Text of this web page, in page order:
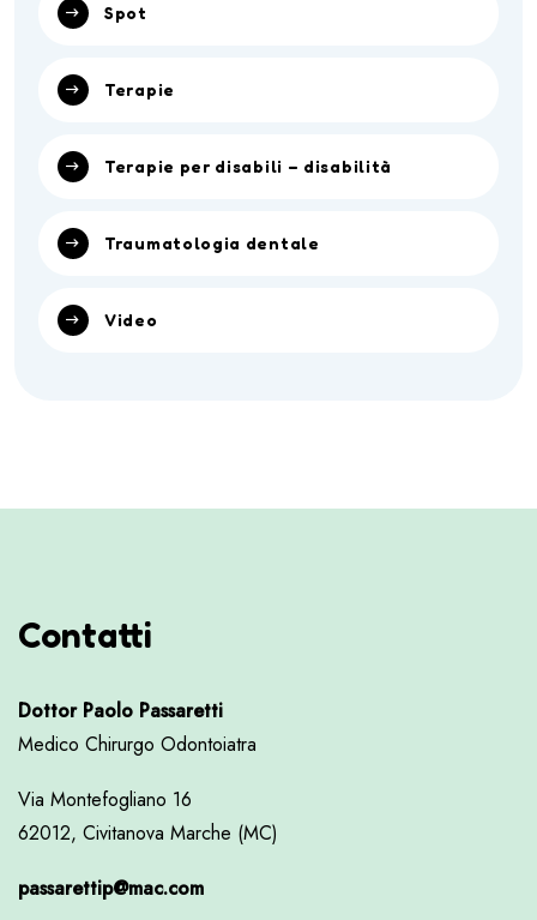
Spot
Terapie
Terapie per disabili – disabilità
Traumatologia dentale
Video
Contatti
Dottor Paolo Passaretti
Medico Chirurgo Odontoiatra
Via Montefogliano 16
62012, Civitanova Marche (MC)
passarettip@mac.com